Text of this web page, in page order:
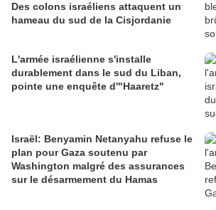
Des colons israéliens attaquent un
hameau du sud de la Cisjordanie
L'armée israélienne s'installe
durablement dans le sud du Liban,
pointe une enquête d'"Haaretz"
Israël: Benyamin Netanyahu refuse le
plan pour Gaza soutenu par
Washington malgré des assurances
sur le désarmement du Hamas